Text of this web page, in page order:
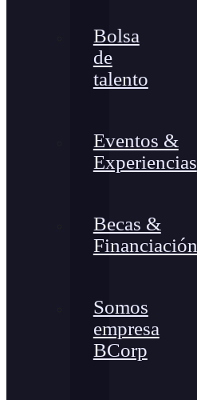
Bolsa
de
talento
Eventos &
Experiencias
Becas &
Financiación
Somos
empresa
BCorp